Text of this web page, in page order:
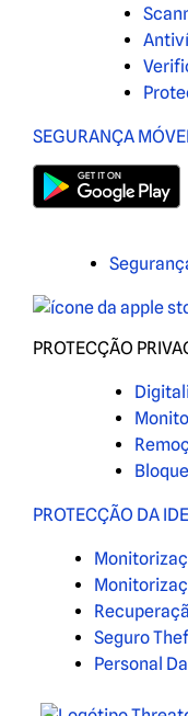
SEGURANÇA
PROTECÇÃO
PROTECÇÃO DA
Seguro
Personal